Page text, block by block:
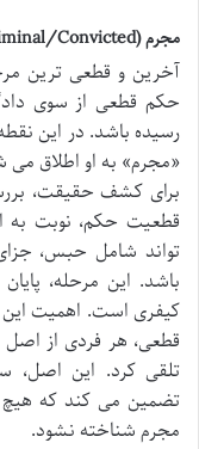
مجرم (Criminal/Convicted)
آخرین و قطعی ترین
حکم قطعی از سوی
رسیده باشد. در این
«مجرم» به او اطلاق
برای کشف حقیقت،
قطعیت حکم، نوبت به
تواند شامل حبس،
باشد. این مرحله،
کیفری است. اهمیت
قطعی، هر فردی از اصل
تلقی کرد. این اصل،
تضمین می کند که هیچ
مجرم شناخته نشود.